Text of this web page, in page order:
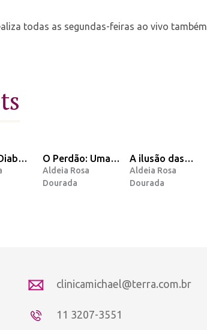
todas as segundas-feiras ao vivo também
–
A
O Perdão: Uma
opinião e
Mensagem do
Aldeia Rosa
Dourada
A ilusão das
nossas dores
Aldeia Rosa
Dourada
clinicamichael@terra.com.br
11 3207-3551